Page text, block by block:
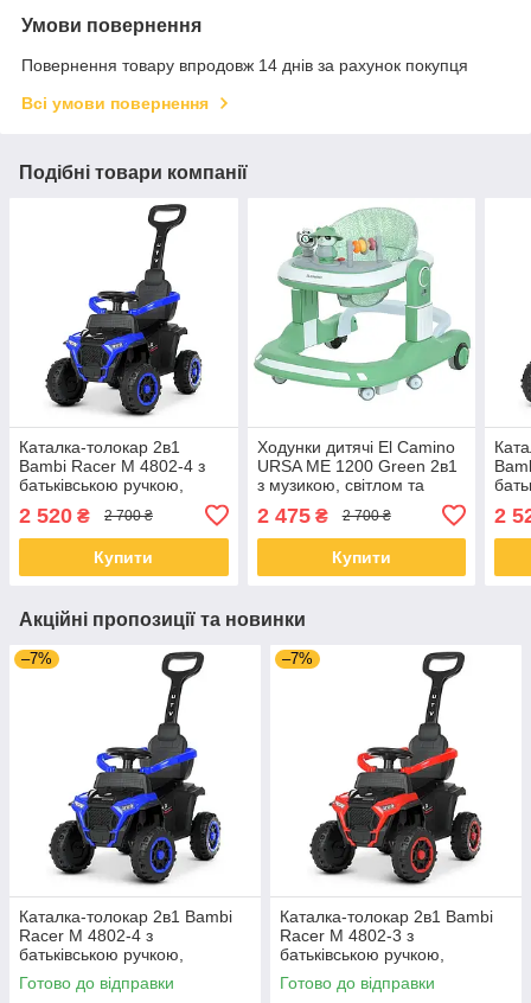
Умови повернення
Повернення товару впродовж 14 днів за рахунок покупця
Всі умови повернення
Подібні товари компанії
Каталка-толокар 2в1
Bambi Racer M 4802-4 з
батьківською ручкою,
колесами EVA та сидінням
з екошкіри
2 520 ₴ 2 700 ₴
Купити
Ходунки дитячі El Camino
URSA ME 1200 Green 2в1
з музикою, світлом та
батарейках
2 475₴ 2 700 ₴
Купити
з
2
Акційні пропозиції та новинки
–7%
Каталка-толокар 2в1 Bambi
Racer M 4802-4 з
батьківською ручкою,
колесами EVA та сидінням з
екошкіри
Готово до відправки
–7%
Каталка-толокар 2в1 Bambi
Racer M 4802-3 з
батьківською ручкою,
колесами EVA та сидінням з
екошкіри
Готово до відправки